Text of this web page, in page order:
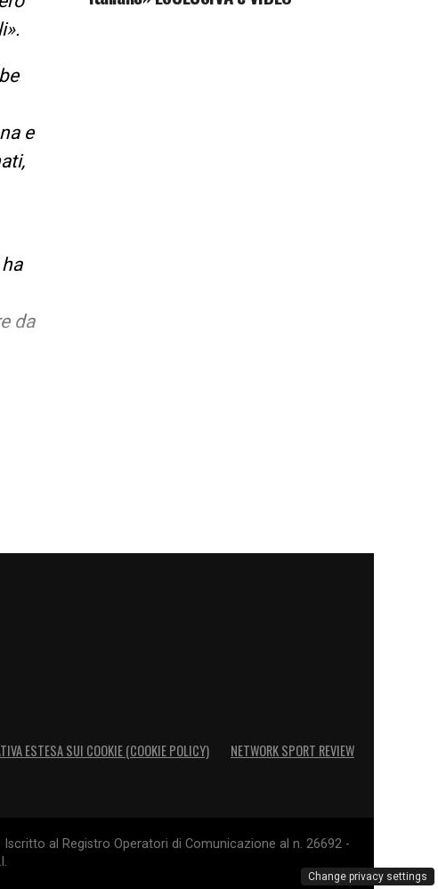
e
da
la
ESTESA SUI COOKIE (COOKIE POLICY) NETWORK SPORT REVIEW
al Registro Operatori di Comunicazione al n. 26692 -
Change privacy settings